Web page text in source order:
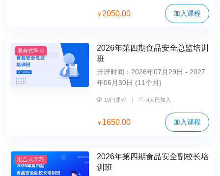
￥2050.00 加入课程
混合式学习
2026年第四期食品安全总监培训
班
开班时间：2026年07月29日 - 2027
年06月30日 (11个月)
19门课程 4人已加入
￥ 1650.00 加入课程
混合式学习
2026年第四期食品安全副校长培
训班